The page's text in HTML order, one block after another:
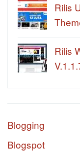
Rilis
Rilis
Blogging
Blogspot